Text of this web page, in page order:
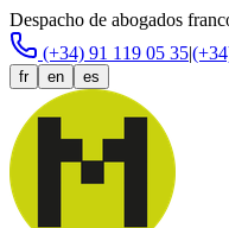
Despacho de abogados
(+34) 91 119 05 35|
fr en es